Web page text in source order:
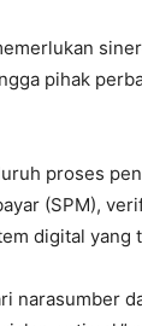
pihak
proses
(SPM),
digital yang
narasumber